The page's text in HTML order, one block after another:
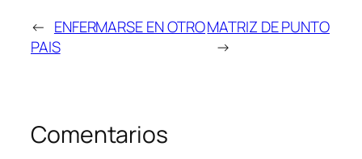
← ENFERMARSE EN OTRO
PAIS
MATRIZ DE PUNTO
→
Comentarios